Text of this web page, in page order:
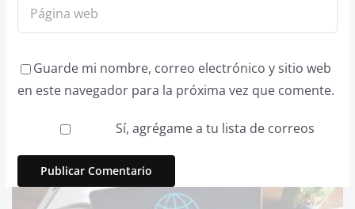
Guarde mi nombre, correo electrónico y sitio web
en este navegador para la próxima vez que comente.
Sí, agrégame a tu lista de correos